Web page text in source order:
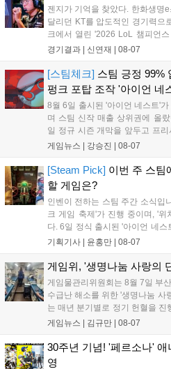
젠지가 기억을 찾았다. 한화생명
달리던 KT를 압도적인 경기력으
크에서 열린 '2026 LoL 챔피언
드 레전드 그룹, kt 롤스터와 젠지
기억을 되찾기라도 한 듯 1,...
경기결과 | 신연재 | 08-07
[스팀체크] 스팀 긍정 99%
펑크 포탑 조작 '아이언 네
8월 6일 출시된 '아이언 네스트'
며 스팀 신작 매출 상위권에 올
일 정규 시즌 개막을 앞두고 프
기록했습니다. 25주년을 맞은 '고
'마블 투혼: 파이팅 소울즈'와
리'도 스팀에 정식 출시되었습니다
게임뉴스 | 강승진 | 08-07
[Steam Pick] 이번 주 스팀
할 게임은?
인벤이 전하는 스팀 주간 소식입
크 게임 축제'가 진행 중이며, '
다. 6일 정식 출시된 '아이언 네스
세어 코브'가 호평받고 있습니다.
다. 유비소프트의 '고스트리콘: 와
기획기사 | 윤홍만 | 08-07
게임위, '생명나눔 사랑의
게임물관리위원회는 8월 7일 부
수급난 해소를 위한 '생명나눔 사
는 매년 분기별로 정기 헌혈을
고 있으며, 이번 행사에는 영화
따뜻한 실천에 참여한 모든 임
확산에 앞장섰습니다....
게임뉴스 | 김규만 | 08-07
30주년 기념! '페르소나'
영